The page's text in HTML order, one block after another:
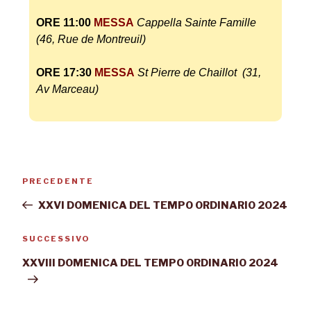
ORE 11:00 MESSA Cappella Sainte Famille
(46, Rue de Montreuil)
ORE 17:30 MESSA St Pierre de Chaillot (31,
Av Marceau)
PRECEDENTE
XXVI DOMENICA DEL TEMPO ORDINARIO 2024
SUCCESSIVO
XXVIII DOMENICA DEL TEMPO ORDINARIO 2024